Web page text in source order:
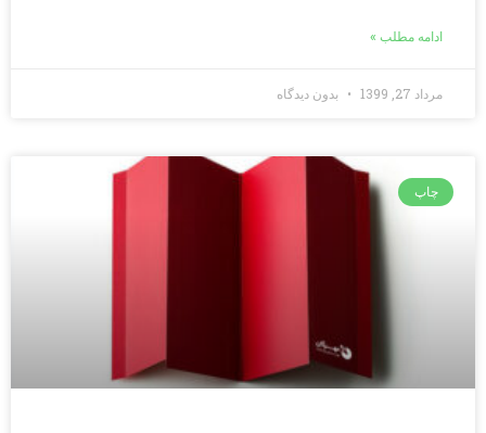
ادامه مطلب »
مرداد 27, 1399 بدون دیدگاه
چاپ